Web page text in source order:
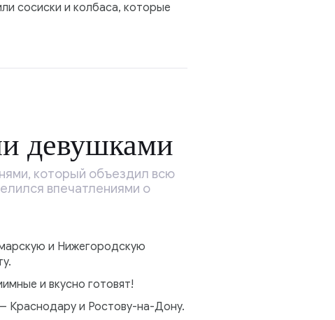
сосиски и колбаса, которые
девушками
который объездил всю
впечатлениями о
и Нижегородскую
и вкусно готовят!
Краснодару и Ростову-на-Дону.